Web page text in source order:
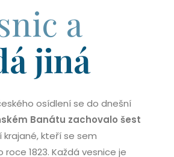
a
jiná
osídlení se do dnešní
Banátu zachovalo šest
krajané, kteří se sem
1823. Každá vesnice je